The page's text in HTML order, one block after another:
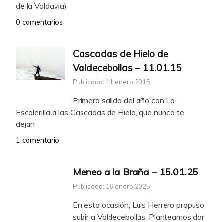
de la Valdavia)
0 comentarios
Cascadas de Hielo de
Valdecebollas – 11.01.15
Publicado: 11 enero 2015
Primera salida del año con La
Escalerilla a las Cascadas de Hielo, que nunca te
dejan
1 comentario
Meneo a la Braña – 15.01.25
Publicado: 16 enero 2025
En esta ocasión, Luis Herrero propuso
subir a Valdecebollas. Planteamos dar